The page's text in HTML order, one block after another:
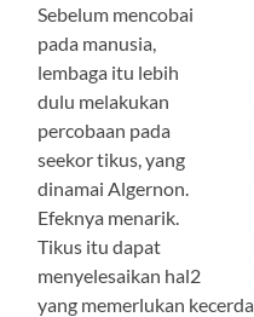
Sebelum mencobai
pada manusia,
lembaga itu lebih
dulu melakukan
percobaan pada
seekor tikus, yang
dinamai Algernon.
Efeknya menarik.
Tikus itu dapat
menyelesaikan hal2
yang memerlukan